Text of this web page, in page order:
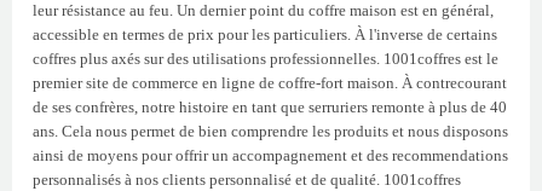
leur résistance au feu. Un dernier point du coffre maison est en général,
accessible en termes de prix pour les particuliers. À l'inverse de certains
coffres plus axés sur des utilisations professionnelles. 1001coffres est le
premier site de commerce en ligne de coffre-fort maison. À contrecourant
de ses confrères, notre histoire en tant que serruriers remonte à plus de 40
ans. Cela nous permet de bien comprendre les produits et nous disposons
ainsi de moyens pour offrir un accompagnement et des recommendations
personnalisés à nos clients personnalisé et de qualité. 1001coffres